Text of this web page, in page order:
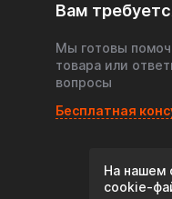
Вам
Мы готовы
товара или
вопросы
Бесплатная
На нашем